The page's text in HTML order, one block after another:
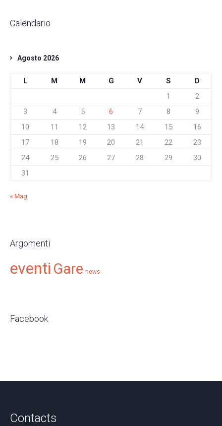
Calendario
Agosto 2026
L M M G V S
D
1
2
3
4 5 6 7 8
9
10
11 12 13 14 15
16
17
18 19 20 21 22
23
24
25 26 27 28 29
30
31
« Mag
Argomenti
eventi Gare news
Facebook
Contacts